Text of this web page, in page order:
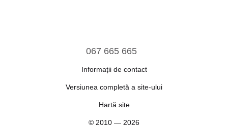
067 665 665
Informații de contact
Versiunea completă a site-ului
Hartă site
© 2010 — 2026